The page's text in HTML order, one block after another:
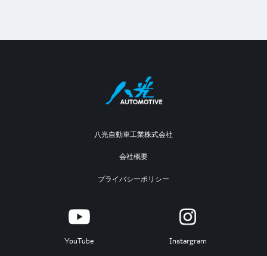
八光自動車工業株式会社
会社概要
プライバシーポリシー
YouTube Instargram